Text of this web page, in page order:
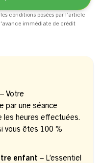
conditions posées par l’article
immédiate de crédit
Votre
par une séance
les heures effectuées.
vous êtes 100 %
enfant – L’essentiel